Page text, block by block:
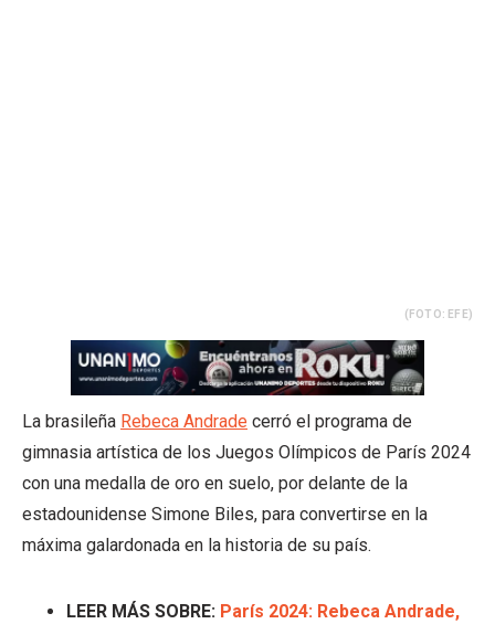
(FOTO: EFE)
La brasileña Rebeca Andrade cerró el programa de
gimnasia artística de los Juegos Olímpicos de París 2024
con una medalla de oro en suelo, por delante de la
estadounidense Simone Biles, para convertirse en la
máxima galardonada en la historia de su país.
LEER MÁS SOBRE: París 2024: Rebeca Andrade,